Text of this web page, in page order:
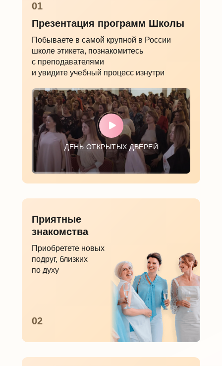
Презентация программ Школы
01
Побываете в самой крупной в России
школе этикета, познакомитесь
с преподавателями
и увидите учебный процесс изнутри
Приобретете новых
подруг, близких
по духу
02
Приятные
знакомства
ДЕНЬ ОТКРЫТЫХ ДВЕРЕЙ